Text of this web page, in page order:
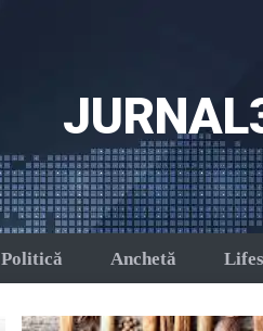
Politică Anchetă